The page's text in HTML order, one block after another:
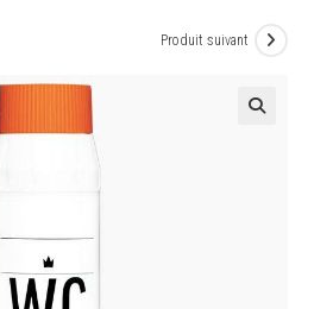
Produit suivant